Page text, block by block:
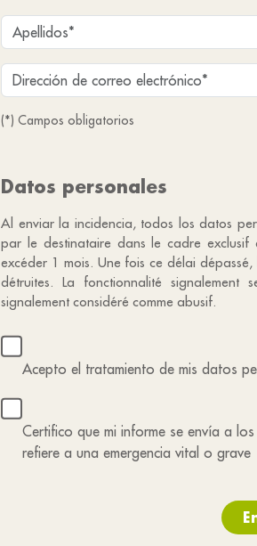
(*) Campos obligatorios
Datos personales
Al enviar la incidencia, todos los datos
par le destinataire dans le cadre
excéder 1 mois. Une fois ce délai
détruites. La fonctionnalité
signalement considéré comme abusif.
Acepto el tratamiento de mis datos
Certifico que mi informe se envía a
refiere a una emergencia vital o grave